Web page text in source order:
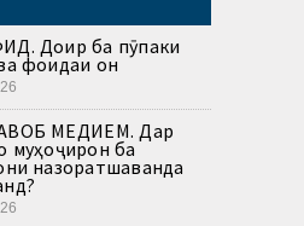
Доир ба пӯпаки
фоидаи он
МЕДИҲЕМ. Дар
муҳоҷирон ба
назоратшаванда